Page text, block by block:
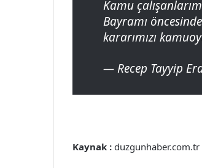
Kamu
Bayramı
kararımızı
— Recep Tayyip
Kaynak : duzgunhaber.com.tr